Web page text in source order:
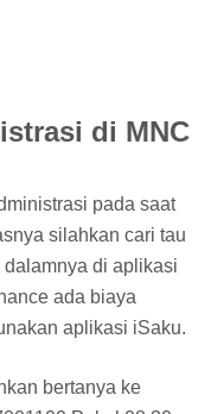
di MNC
pada saat
silahkan cari tau
di aplikasi
ada biaya
aplikasi iSaku.
bertanya ke